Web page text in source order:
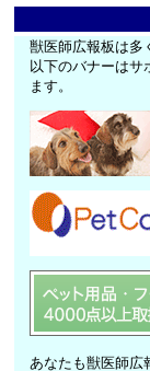
獣医師広報板は多
以下のバナーは
ます。
あなたも獣医師広